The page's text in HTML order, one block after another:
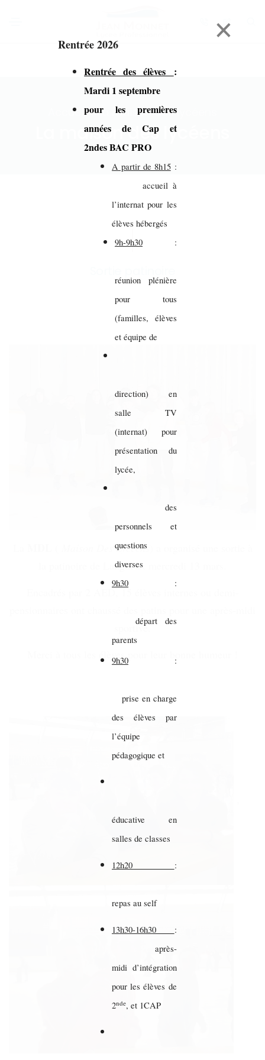
×
Rentrée 2026
Rentrée des élèves :
Mardi 1 septembre
pour les premières
années de Cap et
2ndes BAC PRO
A partir de 8h15:
accueil à
l’internat pour les
élèves hébergés
9h-9h30 :
réunion plénière
pour tous
(familles, élèves
et équipe de
direction) en
salle TV
(internat) pour
présentation du
lycée,
des
personnels et
questions
diverses
9h30 :
départ des
parents
9h30 :
prise en charge
des élèves par
l’équipe
pédagogique et
éducative en
salles de classes
12h20 :
repas au self
13h30-16h30 :
après-
midi d’intégration
pour les élèves de
2nde, et 1CAP
Accueil > La maison des lycéens
La maison des lycéens
Maison Des Lycéens
la patinoire de Langueux mercredi 13 mars.
Encadrés par 2 AED, 15 élèves internes ou demi-
sportive.